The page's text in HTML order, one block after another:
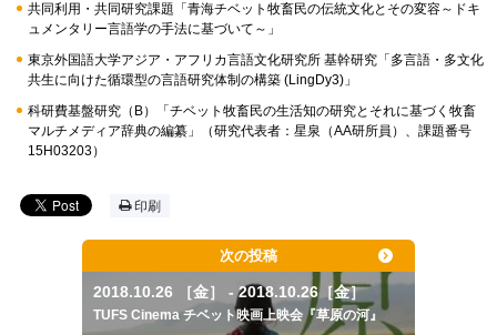
共同利用・共同研究課題「青海チベット牧畜民の伝統文化とその変容～ドキ
ュメンタリー言語学の手法に基づいて～」
東京外国語大学アジア・アフリカ言語文化研究所 基幹研究「多言語・多文化
共生に向けた循環型の言語研究体制の構築 (LingDy3) 」
科研費基盤研究（B）「チベット牧畜民の生活知の研究とそれに基づく牧畜
マルチメディア辞典の編纂」（研究代表者：星泉（AA研所員）、課題番号
15H03203）
印刷
次の投稿
2018.10.26 ［金］ - 2018.10.26［金］
TUFS Cinema チベット映画上映会『草原の河』